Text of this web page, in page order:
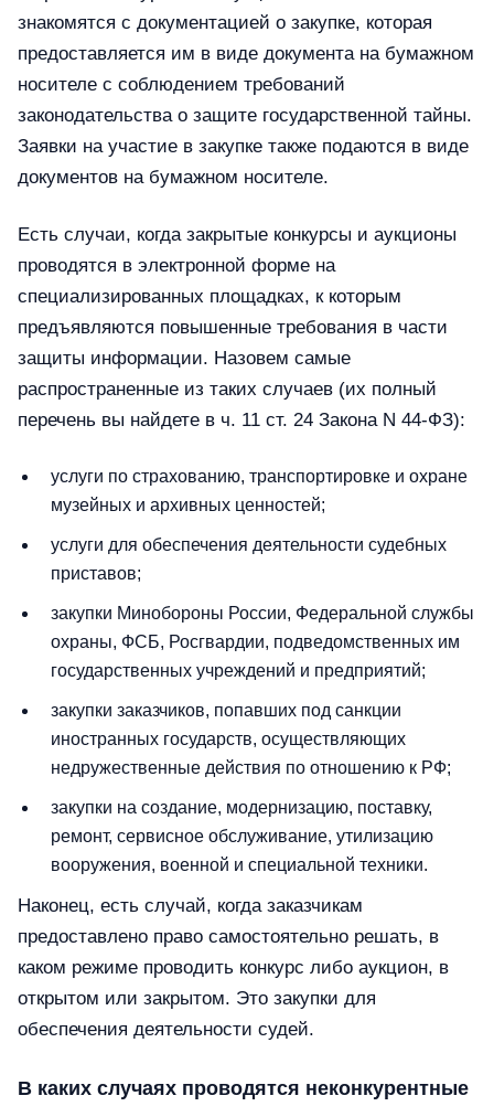
знакомятся с документацией о закупке, которая
предоставляется им в виде документа на бумажном
носителе с соблюдением требований
законодательства о защите государственной тайны.
Заявки на участие в закупке также подаются в виде
документов на бумажном носителе.
Есть случаи, когда закрытые конкурсы и аукционы
проводятся в электронной форме на
специализированных площадках, к которым
предъявляются повышенные требования в части
защиты информации. Назовем самые
распространенные из таких случаев (их полный
перечень вы найдете в ч. 11 ст. 24 Закона N 44-ФЗ):
услуги по страхованию, транспортировке и охране
музейных и архивных ценностей;
услуги для обеспечения деятельности судебных
приставов;
закупки Минобороны России, Федеральной службы
охраны, ФСБ, Росгвардии, подведомственных им
государственных учреждений и предприятий;
закупки заказчиков, попавших под санкции
иностранных государств, осуществляющих
недружественные действия по отношению к РФ;
закупки на создание, модернизацию, поставку,
ремонт, сервисное обслуживание, утилизацию
вооружения, военной и специальной техники.
Наконец, есть случай, когда заказчикам
предоставлено право самостоятельно решать, в
каком режиме проводить конкурс либо аукцион, в
открытом или закрытом. Это закупки для
обеспечения деятельности судей.
В каких случаях проводятся неконкурентные